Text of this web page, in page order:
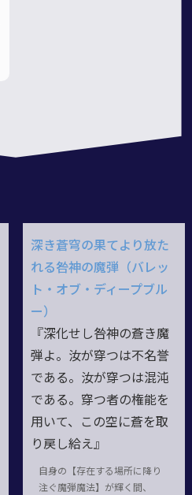
深き蒼穹の果てより放た
れる咎神の魔弾（バレッ
ト・オブ・ディープブル
ー）
『深化せし咎神の蒼き魔
弾よ。汝が穿つは不名誉
である。汝が穿つは混沌
である。穿つ者の権能を
用いて、この空に蒼を取
り戻し給え』
自身の【存在する場所に降り
注ぐ魔弾魔法】が輝く間、